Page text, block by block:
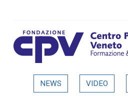
Dettaglio in
NEWS VIDEO